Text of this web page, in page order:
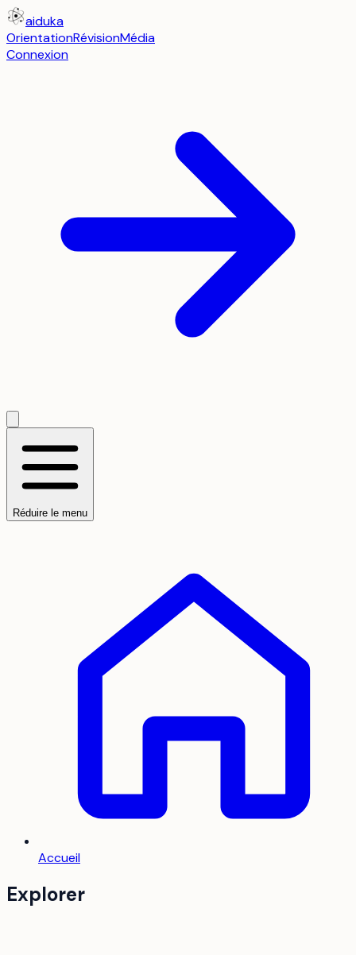
aiduka
OrientationRévisionMédia
Connexion
Réduire le menu
Accueil
Explorer